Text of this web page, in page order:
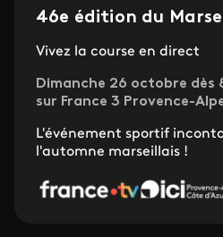
46e édition du
Vivez la course en direct
Dimanche 26 octobre
sur France 3 Provence-
L'événement sportif
l'automne marseillais !